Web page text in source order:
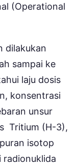
(Operational
dilakukan
sampai ke
laju dosis
konsentrasi
unsur
Tritium (H-3),
isotop
radionuklida